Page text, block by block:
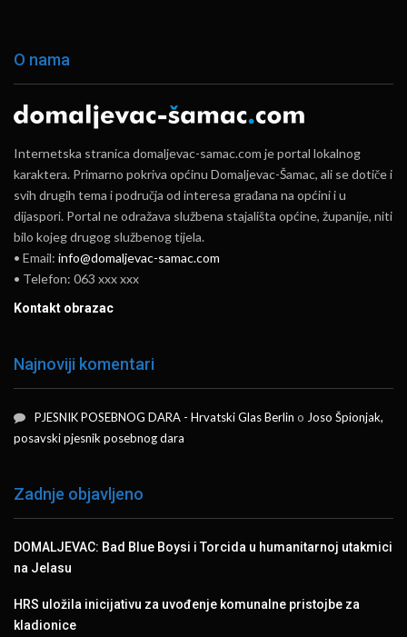
O nama
Internetska stranica domaljevac-samac.com je portal lokalnog
karaktera. Primarno pokriva općinu Domaljevac-Šamac, ali se dotiče i
svih drugih tema i područja od interesa građana na općini i u
dijaspori. Portal ne odražava službena stajališta općine, županije, niti
bilo kojeg drugog službenog tijela.
• Email: info@domaljevac-samac.com
• Telefon: 063 xxx xxx
Kontakt obrazac
Najnoviji komentari
PJESNIK POSEBNOG DARA - Hrvatski Glas Berlin o Joso Špionjak,
posavski pjesnik posebnog dara
Zadnje objavljeno
DOMALJEVAC: Bad Blue Boysi i Torcida u humanitarnoj utakmici
na Jelasu
HRS uložila inicijativu za uvođenje komunalne pristojbe za
kladionice